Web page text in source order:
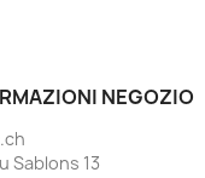
NEGOZIO
Sablons 13